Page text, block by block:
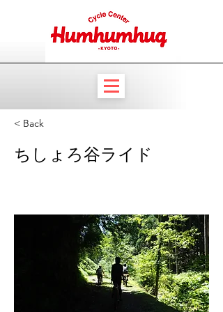
< Back
ちしょろ谷ライド